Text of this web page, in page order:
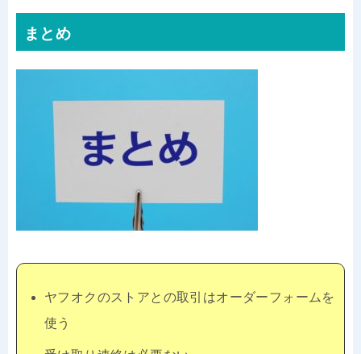
まとめ
ヤフオクのストアとの取引はオーダーフォームを
使う